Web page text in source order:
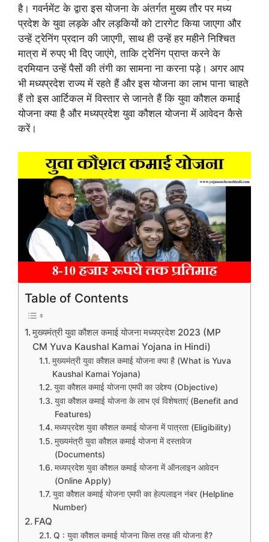
है। गवर्नमेंट के द्वारा इस योजना के अंतर्गत मुख्य तौर पर मध्य
प्रदेश के युवा लड़के और लड़कियों को टारगेट किया जाएगा और
उन्हें ट्रेनिंग प्रदान की जाएगी, साथ ही उन्हें हर महीने निश्चित
मात्रा में रुपए भी दिए जाएंगे, ताकि ट्रेनिंग प्राप्त करने के
दरमियान उन्हें पैसों की तंगी का सामना ना करना पड़े। अगर आप
भी मध्यप्रदेश राज्य में रहते हैं और इस योजना का लाभ पाना चाहते
हैं तो इस आर्टिकल में विस्तार से जानते हैं कि युवा कौशल कमाई
योजना क्या है और मध्यप्रदेश युवा कौशल योजना में आवेदन कैसे
करें।
Table of Contents
मुख्यमंत्री युवा कौशल कमाई योजना मध्यप्रदेश 2023 (MP
CM Yuva Kaushal Kamai Yojana in Hindi)
मुख्यमंत्री युवा कौशल कमाई योजना क्या है (What is Yuva
Kaushal Kamai Yojana)
युवा कौशल कमाई योजना एमपी का उद्देश्य (Objective)
युवा कौशल कमाई योजना के लाभ एवं विशेषताएं (Benefit and
Features)
मध्यप्रदेश युवा कौशल कमाई योजना में पात्रता (Eligibility)
मुख्यमंत्री युवा कौशल कमाई योजना में दस्तावेज
(Documents)
मध्यप्रदेश युवा कौशल कमाई योजना में ऑनलाइन आवेदन
(Online Apply)
युवा कौशल कमाई योजना एमपी का हेल्पलाइन नंबर (Helpline
Number)
FAQ
Q : युवा कौशल कमाई योजना किस तरह की योजना है?